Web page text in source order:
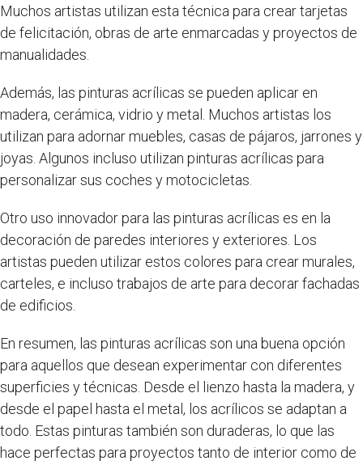
Muchos artistas utilizan esta técnica para crear tarjetas
de felicitación, obras de arte enmarcadas y proyectos de
manualidades.
Además, las pinturas acrílicas se pueden aplicar en
madera, cerámica, vidrio y metal. Muchos artistas los
utilizan para adornar muebles, casas de pájaros, jarrones y
joyas. Algunos incluso utilizan pinturas acrílicas para
personalizar sus coches y motocicletas.
Otro uso innovador para las pinturas acrílicas es en la
decoración de paredes interiores y exteriores. Los
artistas pueden utilizar estos colores para crear murales,
carteles, e incluso trabajos de arte para decorar fachadas
de edificios.
En resumen, las pinturas acrílicas son una buena opción
para aquellos que desean experimentar con diferentes
superficies y técnicas. Desde el lienzo hasta la madera, y
desde el papel hasta el metal, los acrílicos se adaptan a
todo. Estas pinturas también son duraderas, lo que las
hace perfectas para proyectos tanto de interior como de